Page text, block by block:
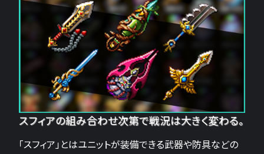
スフィアの組み合わせ次第で戦況は大きく変わる。
「スフィア」とはユニットが装備できる武器や防具などの